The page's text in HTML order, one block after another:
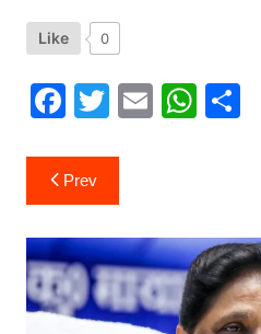
Like 0
F
c
e
b
o
o
T
itt
er
E W
A
p
p
S
Post
navigation
Prev